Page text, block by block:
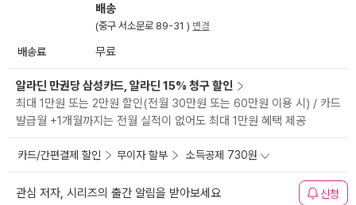
배송
(중구 서소문로 89-31 ) 변경
배송료 무료
알라딘 만권당 삼성카드, 알라딘 15% 청구 할인
최대 1만원 또는 2만원 할인(전월 30만원 또는 60만원 이용 시) / 카드
발급월 +1개월까지는 전월 실적이 없어도 최대 1만원 혜택 제공
카드/간편결제 할인 무이자 할부 소득공제 730원
관심 저자, 시리즈의 출간 알림을 받아보세요 신청